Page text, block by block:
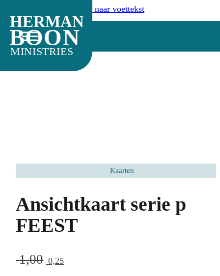
Ga naar voettekst
MINISTRIES
BOON
HERMAN
Kaarten
Ansichtkaart serie p
FEEST
1,00 Oorspronkelijke
0,25Huidige